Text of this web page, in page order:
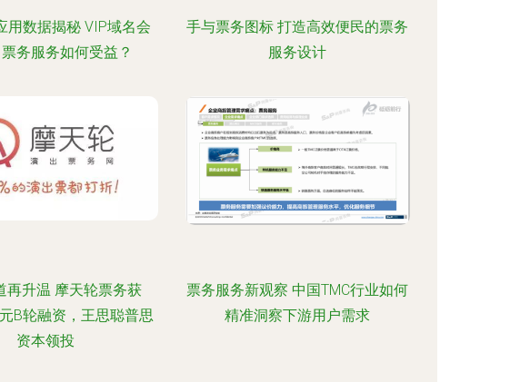
用数据揭秘 VIP域名会
务服务如何受益？
手与票务图标 打造高效便民的票务
服务设计
再升温 摩天轮票务获
B轮融资，王思聪普思
资本领投
票务服务新观察 中国TMC行业如何
精准洞察下游用户需求